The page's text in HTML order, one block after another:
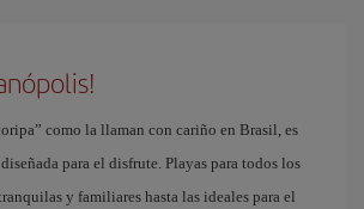
como la llaman con cariño en Brasil, es
para el disfrute. Playas para todos los
y familiares hasta las ideales para el